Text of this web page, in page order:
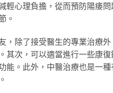
輕心理負擔，從而預防陽痿
。
，除了接受醫生的專業治療
其次，可以適當進行一些康
能。此外，中醫治療也是一